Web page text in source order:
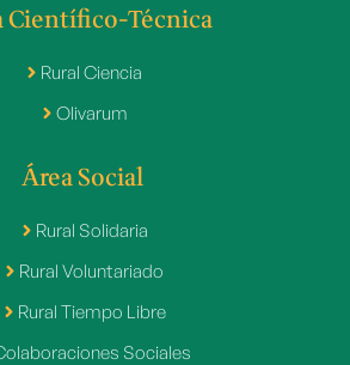
Científico-Técnica
Rural Ciencia
Olivarum
Área Social
Rural Solidaria
Rural Voluntariado
Rural Tiempo Libre
Sociales